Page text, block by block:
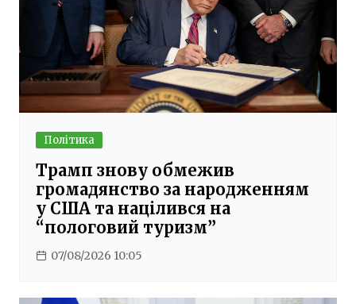
Політика
Трамп знову обмежив
громадянство за народженням
у США та націлився на
“пологовий туризм”
07/08/2026 10:05